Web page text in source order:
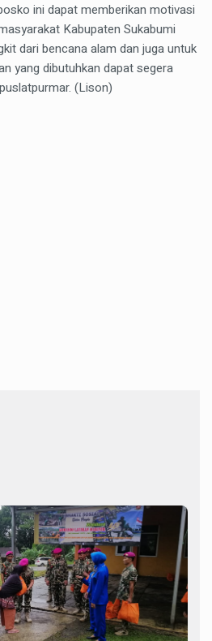
ini dapat memberikan motivasi
Kabupaten Sukabumi
dari bencana alam dan juga untuk
yang dibutuhkan dapat segera
(Lison)